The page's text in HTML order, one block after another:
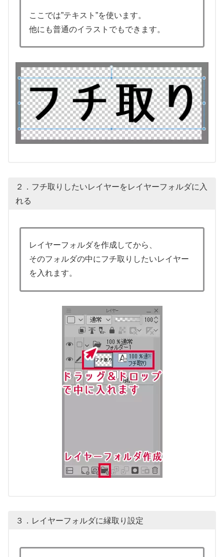
ここでは”テキスト”を使います。
他にも普通のイラストでもできます。
２．フチ取りしたいレイヤーをレイヤーフォルダに入
れる
レイヤーフォルダを作成してから、
そのフォルダの中にフチ取りしたいレイヤー
を入れます。
３．レイヤーフォルダに縁取り設定